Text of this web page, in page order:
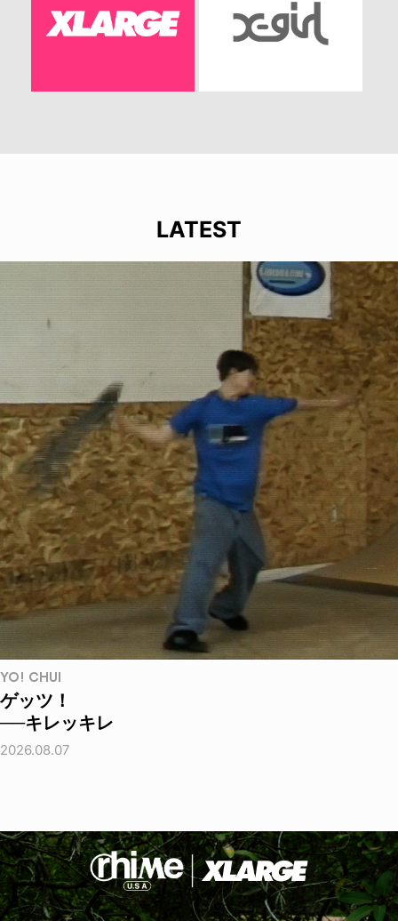
LATEST
YO! CHUI
ゲッツ！
──キレッキレ
2026.08.07